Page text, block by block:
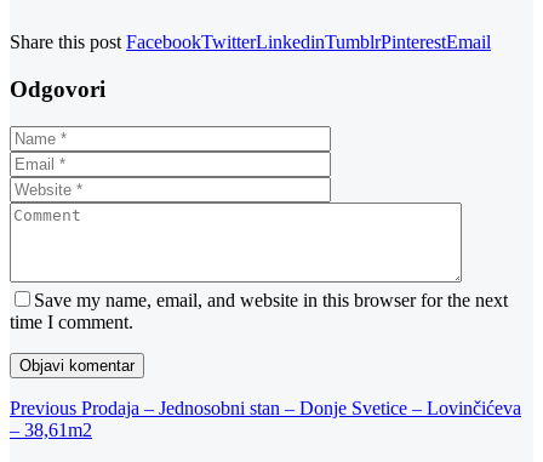
Share this post FacebookTwitterLinkedinTumblrPinterestEmail
Odgovori
Save my name, email, and website in this browser for the next
time I comment.
Navigacija
objava
Previous
Post
Previous Prodaja – Jednosobni stan – Donje Svetice – Lovinčićeva
– 38,61m2